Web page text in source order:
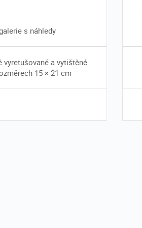
s náhledy
vyretušované a vytištěné
15 × 21 cm